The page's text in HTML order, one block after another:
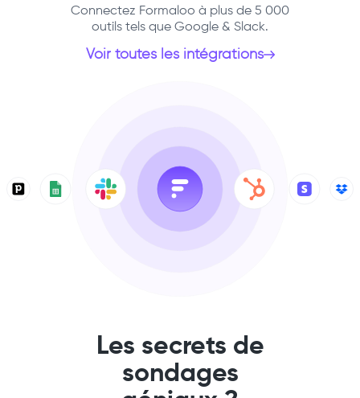
Connectez Formaloo à plus de 5 000
outils tels que Google & Slack.
Voir toutes les intégrations
Les secrets de
sondages